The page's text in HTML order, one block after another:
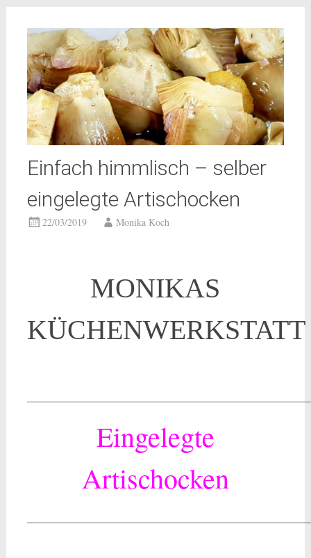
Einfach himmlisch – selber
eingelegte Artischocken
22/03/2019 Monika Koch
MONIKAS
KÜCHENWERKSTATT
Eingelegte
Artischocken